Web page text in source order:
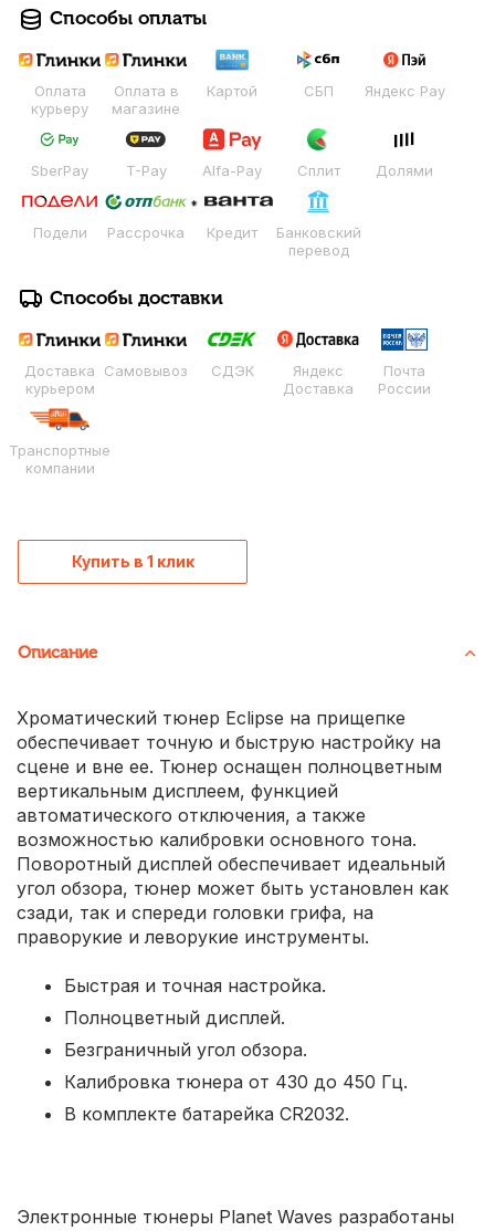
Способы оплаты
Оплата
курьеру
Оплата в
магазине
Картой СБП Яндекс Pay
SberPay T-Pay Alfa-Pay Сплит Долями
Подели Рассрочка Кредит
Банковский
перевод
Способы доставки
Доставка
курьером
Самовывоз СДЭК
Яндекс
Доставка
Почта
России
Транспортные
компании
Купить в 1 клик
Описание
Хроматический тюнер Eclipse на прищепке
обеспечивает точную и быструю настройку на
сцене и вне ее. Тюнер оснащен полноцветным
вертикальным дисплеем, функцией
автоматического отключения, а также
возможностью калибровки основного тона.
Поворотный дисплей обеспечивает идеальный
угол обзора, тюнер может быть установлен как
сзади, так и спереди головки грифа, на
праворукие и леворукие инструменты.
Быстрая и точная настройка.
Полноцветный дисплей.
Безграничный угол обзора.
Калибровка тюнера от 430 до 450 Гц.
В комплекте батарейка CR2032.
Электронные тюнеры Planet Waves разработаны